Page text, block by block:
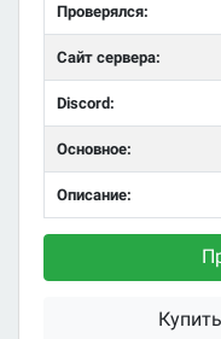
Проверялся:
Сайт сервера:
Discord:
Основное:
Описание: